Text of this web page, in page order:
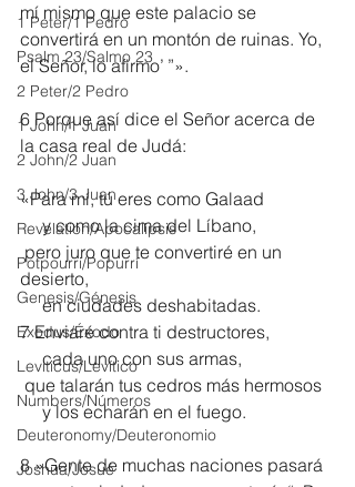
1 Peter/1 Pedro
Psalm 23/Salmo 23
2 Peter/2 Pedro
1 John/1 Juan
2 John/2 Juan
3 John/3 Juan
Revelation/Apocalipsis
Potpourri/Popurrí
Genesis/Génesis
Exodus/Éxodo
Leviticus/Levítico
Numbers/Números
Deuteronomy/Deuteronomio
Joshua/Josué
mí mismo que este palacio se
convertirá en un montón de ruinas. Yo,
el Señor, lo afirmo’ ”».
6 Porque así dice el Señor acerca de
la casa real de Judá:
«Para mí, tú eres como Galaad
     y como la cima del Líbano,
pero juro que te convertiré en un
desierto,
     en ciudades deshabitadas.
7 Enviaré contra ti destructores,
     cada uno con sus armas,
que talarán tus cedros más hermosos
     y los echarán en el fuego.
8 »Gente de muchas naciones pasará